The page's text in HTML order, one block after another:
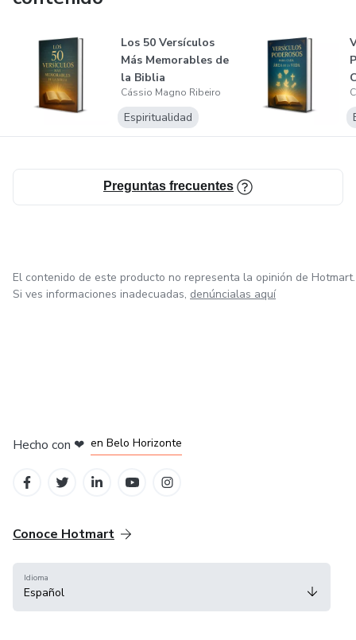
Los 50 Versículos
Más Memorables de
la Biblia
Cássio Magno Ribeiro
Espiritualidad
Preguntas frecuentes
El contenido de este producto no representa la opinión de Hotmart.
Si ves informaciones inadecuadas, denúncialas aquí
Hecho con ❤ en Belo Horizonte
Conoce Hotmart
Idioma
Español